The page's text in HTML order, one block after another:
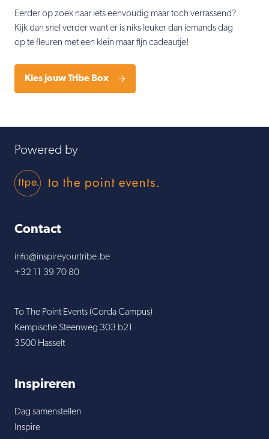
Eerder op zoek naar iets eenvoudig maar toch verrassend?
Kijk dan snel verder want er is niks leuker dan iemands dag
op te fleuren met een klein maar fijn cadeautje!
Kies jouw Tribe Box
Powered by
Contact
info@inspireyourtribe.be
+32 11 39 70 80
To The Point Events (Corda Campus)
Kempische Steenweg 303 b21
3500 Hasselt
Inspireren
Dag samenstellen
Inspire